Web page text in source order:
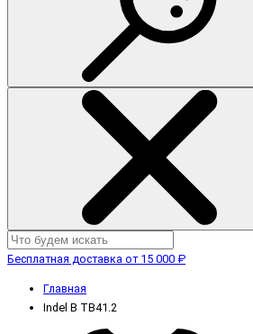
Бесплатная доставка от 15 000 ₽
Главная
Indel B TB41.2